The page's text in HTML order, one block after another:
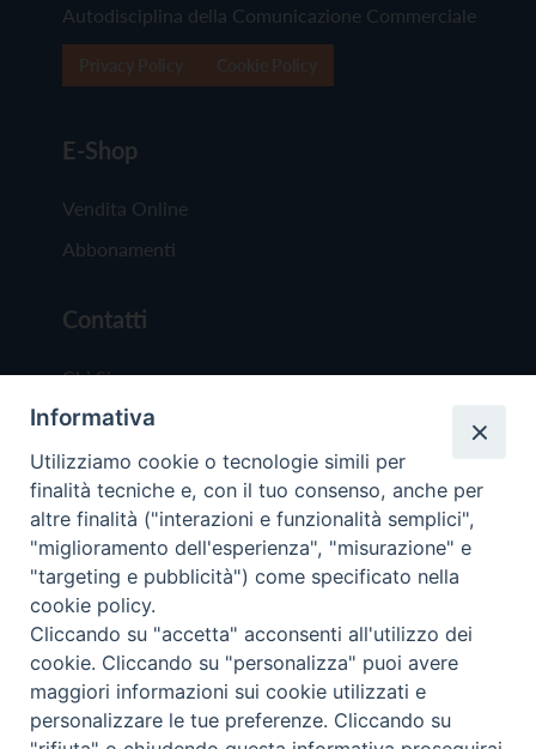
Autodisciplina della Comunicazione Commerciale
E-Shop
Vendita Online
Abbonamenti
Contatti
Chi Siamo
Redazione
Scrivici
Copyright © 2019 - Tutti i diritti riservati - Vita
Trentina Editrice
Privacy Policy
Torna
Informativa
Utilizziamo cookie o tecnologie simili per
finalità tecniche e, con il tuo consenso, anche per
altre finalità ("interazioni e funzionalità semplici",
"miglioramento dell'esperienza", "misurazione" e
"targeting e pubblicità") come specificato nella
cookie policy.
Cliccando su "accetta" acconsenti all'utilizzo dei
cookie. Cliccando su "personalizza" puoi avere
maggiori informazioni sui cookie utilizzati e
personalizzare le tue preferenze. Cliccando su